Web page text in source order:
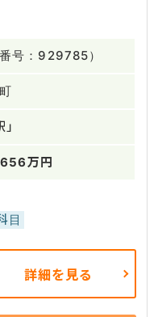
号：929785）
万円
目
詳細を見る